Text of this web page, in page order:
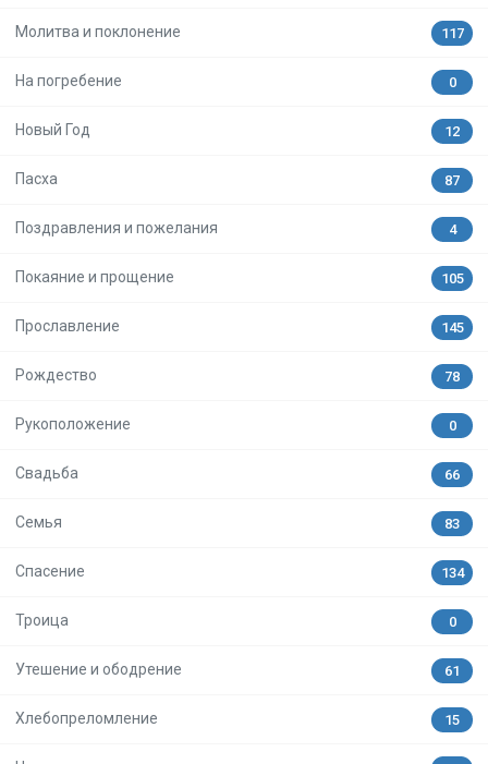
Молитва и поклонение 117
На погребение 0
Новый Год 12
Пасха 87
Поздравления и пожелания 4
Покаяние и прощение 105
Прославление 145
Рождество 78
Рукоположение 0
Свадьба 66
Семья 83
Спасение 134
Троица 0
Утешение и ободрение 61
Хлебопреломление 15